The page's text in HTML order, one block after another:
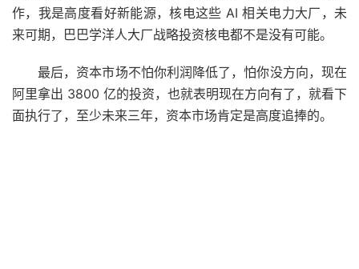
作，我是高度看好新能源，核电这些 AI 相关电力大厂，未
来可期，巴巴学洋人大厂战略投资核电都不是没有可能。
最后，资本市场不怕你利润降低了，怕你没方向，现在
阿里拿出 3800 亿的投资，也就表明现在方向有了，就看下
面执行了，至少未来三年，资本市场肯定是高度追捧的。